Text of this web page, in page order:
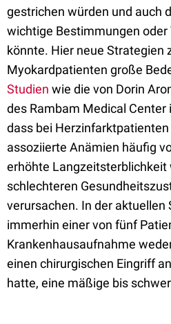
gestrichen würden und auch
wichtige Bestimmungen
könnte. Hier neue Strategien
Myokardpatienten große
Studien wie die von Dorin
des Rambam Medical Center
dass bei
assoziierte Anämien häufig
erhöhte Langzeitsterblichkeit
schlechteren
verursachen. In der aktuellen
immerhin einer von fünf
Krankenhausaufnahme
einen chirurgischen Eingriff
hatte, eine mäßige bis